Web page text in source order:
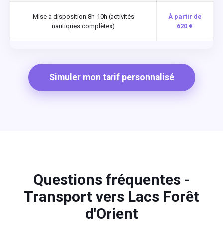
Mise à disposition 8h-10h (activités
nautiques complètes)
À partir de
620 €
Simuler mon tarif personnalisé
Questions fréquentes -
Transport vers Lacs Forêt
d'Orient